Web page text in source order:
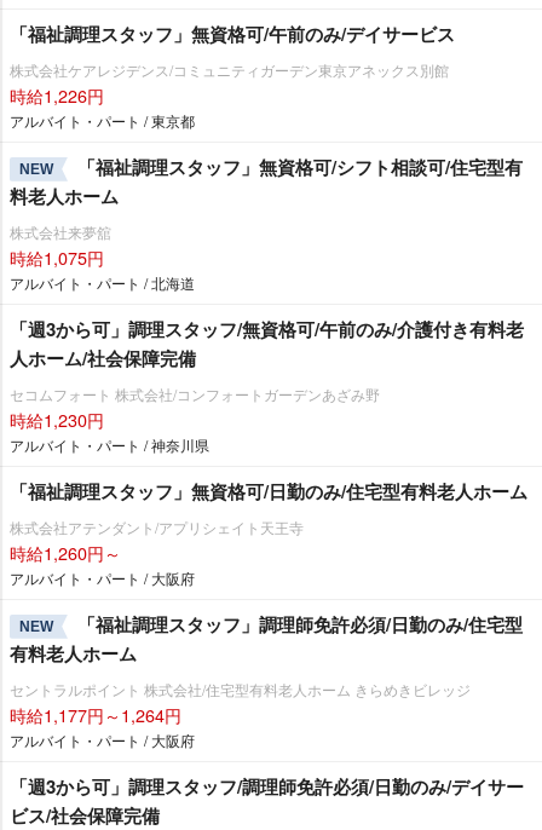
「福祉調理スタッフ」無資格可/午前のみ/デイサービス
株式会社ケアレジデンス/コミュニティガーデン東京アネックス別館
時給1,226円
アルバイト・パート / 東京都
NEW
「福祉調理スタッフ」無資格可/シフト相談可/住宅型有
料老人ホーム
株式会社来夢舘
時給1,075円
アルバイト・パート / 北海道
「週3から可」調理スタッフ/無資格可/午前のみ/介護付き有料老
人ホーム/社会保障完備
セコムフォート 株式会社/コンフォートガーデンあざみ野
時給1,230円
アルバイト・パート / 神奈川県
「福祉調理スタッフ」無資格可/日勤のみ/住宅型有料老人ホーム
株式会社アテンダント/アプリシェイト天王寺
時給1,260円～
アルバイト・パート / 大阪府
NEW
「福祉調理スタッフ」調理師免許必須/日勤のみ/住宅型
有料老人ホーム
セントラルポイント 株式会社/住宅型有料老人ホーム きらめきビレッジ
時給1,177円～1,264円
アルバイト・パート / 大阪府
「週3から可」調理スタッフ/調理師免許必須/日勤のみ/デイサー
ビス/社会保障完備